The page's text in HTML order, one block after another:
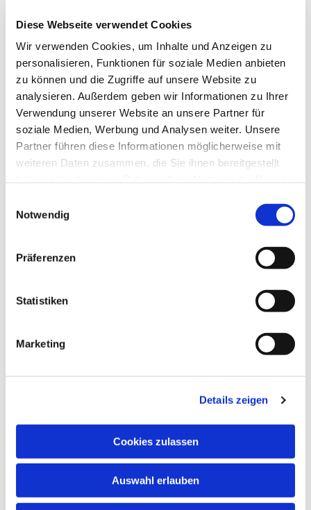
Diese Webseite verwendet Cookies
Wir verwenden Cookies, um Inhalte und Anzeigen zu
personalisieren, Funktionen für soziale Medien anbieten
zu können und die Zugriffe auf unsere Website zu
analysieren. Außerdem geben wir Informationen zu Ihrer
Verwendung unserer Website an unsere Partner für
soziale Medien, Werbung und Analysen weiter. Unsere
Partner führen diese Informationen möglicherweise mit
weiteren Daten zusammen, die Sie ihnen bereitgestellt
Notwendig
Präferenzen
Statistiken
Marketing
Details zeigen
Cookies zulassen
Auswahl erlauben